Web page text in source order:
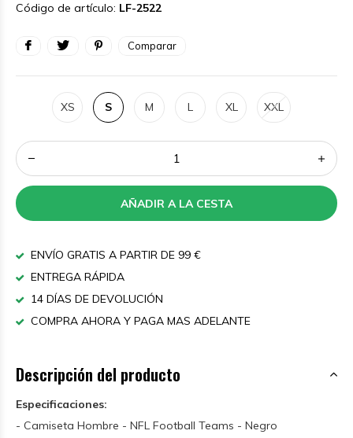
Código de artículo: LF-2522
Comparar
XS S M L XL XXL
AÑADIR A LA CESTA
ENVÍO GRATIS A PARTIR DE 99 €
ENTREGA RÁPIDA
14 DÍAS DE DEVOLUCIÓN
COMPRA AHORA Y PAGA MAS ADELANTE
Descripción del producto
Especificaciones:
- Camiseta Hombre - NFL Football Teams - Negro